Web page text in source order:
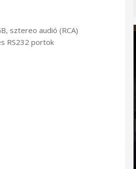
sztereo audió (RCA)
RS232 portok